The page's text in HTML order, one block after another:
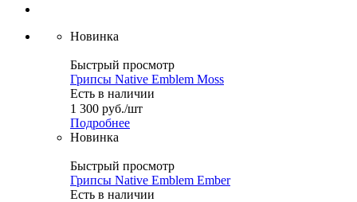
Новинка
Быстрый просмотр
Грипсы Native Emblem Moss
Есть в наличии
1 300 руб./шт
Подробнее
Новинка
Быстрый просмотр
Грипсы Native Emblem Ember
Есть в наличии